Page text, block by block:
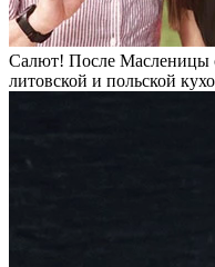
Салют! После Масленицы
литовской и польской